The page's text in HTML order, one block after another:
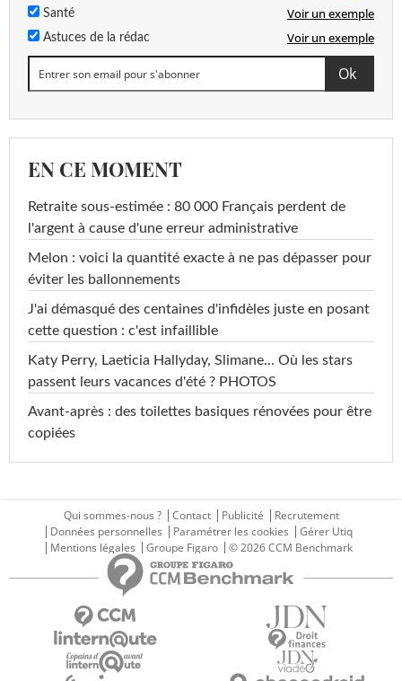
Santé Voir un exemple
Astuces de la rédac Voir un exemple
EN CE MOMENT
Retraite sous-estimée : 80 000 Français perdent de
l'argent à cause d'une erreur administrative
Melon : voici la quantité exacte à ne pas dépasser pour
éviter les ballonnements
J'ai démasqué des centaines d'infidèles juste en posant
cette question : c'est infaillible
Katy Perry, Laeticia Hallyday, Slimane... Où les stars
passent leurs vacances d'été ? PHOTOS
Avant-après : des toilettes basiques rénovées pour être
copiées
Qui sommes-nous ? Contact Publicité
Recrutement
Données personnelles
Paramétrer les cookies
Gérer Utiq
Mentions légales
Groupe Figaro © 2026 CCM Benchmark